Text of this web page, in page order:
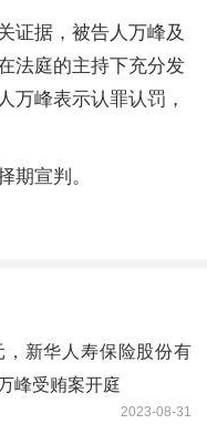
证据，被告人万峰及
法庭的主持下充分发
万峰表示认罪认罚，
期宣判。
，新华人寿保险股份有
峰受贿案开庭
2023-08-31